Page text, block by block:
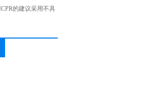
的建议采用不具